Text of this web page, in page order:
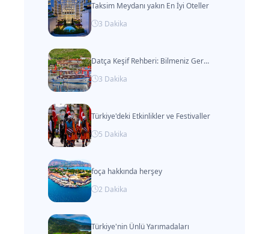
Taksim Meydanı yakın En İyi Oteller
3 Dakika
Datça Keşif Rehberi: Bilmeniz Gereken Her Şey
3 Dakika
Türkiye'deki Etkinlikler ve Festivaller
5 Dakika
foça hakkında herşey
2 Dakika
Türkiye'nin Ünlü Yarımadaları